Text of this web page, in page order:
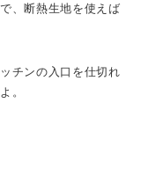
、断熱生地を使えば
チンの入口を仕切れ
。